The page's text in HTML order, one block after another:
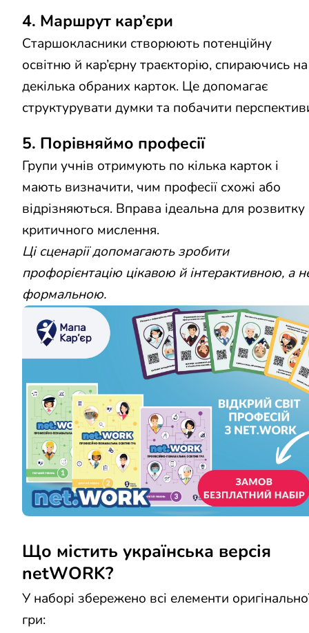
4. Маршрут кар’єри
Старшокласники створюють потенційну
освітню й кар’єрну траєкторію, спираючись на
декілька обраних карток. Це допомагає
структурувати думки та побачити
5. Порівняймо професії
Групи учнів отримують по кілька карток і
мають визначити, чим професії схожі або
відрізняються. Вправа ідеальна для розвитку
критичного мислення.
Ці сценарії допомагають зробити
профорієнтацію цікавою й інтерактивною, а
формальною.
Що містить українська версія
netWORK?
У наборі збережено всі елементи
гри: